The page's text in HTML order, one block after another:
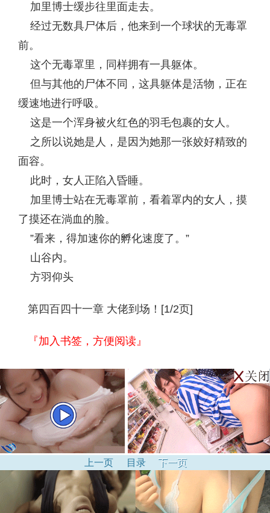
加里博士缓步往里面走去。
经过无数具尸体后，他来到一个球状的无毒罩
前。
这个无毒罩里，同样拥有一具躯体。
但与其他的尸体不同，这具躯体是活物，正在
缓速地进行呼吸。
这是一个浑身被火红色的羽毛包裹的女人。
之所以说她是人，是因为她那一张姣好精致的
面容。
此时，女人正陷入昏睡。
加里博士站在无毒罩前，看着罩内的女人，摸
了摸还在淌血的脸。
”看来，得加速你的孵化速度了。”
山谷内。
方羽仰头
第四百四十一章 大佬到场！[1/2页]
『加入书签，方便阅读』
上一页 目录 下一页